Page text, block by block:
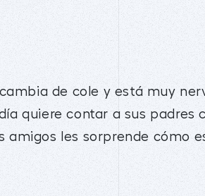
de cole y está muy
quiere contar a sus padres
amigos les sorprende cómo